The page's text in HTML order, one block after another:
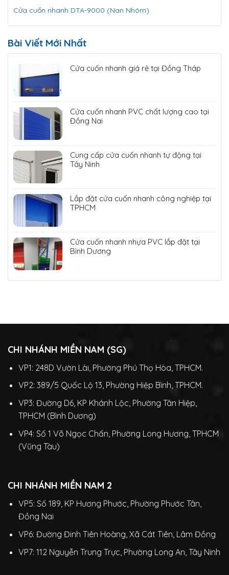
Cửa cuốn nhanh DTA-9000 (Nan Nhôm)
Bài Viết Mới Nhất
Cửa cuốn nhanh giá rẻ tại Đồng Tháp
Cửa cuốn nhanh PVC chất lượng cao tại
Đồng Nai
Cung cấp cửa cuốn nhanh tự động tại
Tây Ninh
Lắp đặt cửa cuốn nhanh công nghiệp tại
TPHCM
Cửa cuốn nhanh nhựa PVC lắp đặt tại
Bình Dương
CHI NHÁNH MIỀN NAM (SG)
VP1: 248D Vườn Lài, Phường Phú Thọ Hòa, TPHCM.
VP2: 389/5 Quốc Lộ 13, Phường Hiệp Bình, TPHCM.
VP3: Đường D6, KP Khánh Lộc, Phường Tân Hiệp,
TPHCM (Bình Dương)
VP4: Số 1 Võ Ngọc Chấn, Phường Long Hương, TPHCM
(Vũng Tàu)
CHI NHÁNH MIỀN NAM 2
VP5: Số 189, KP Hương Phước, Phường Phước Tân,
Đồng Nai
VP6: Đường Đinh Tiên Hoàng, Xã Cát Tiên, Lâm Đồng
VP7: 112 Nguyễn Trung Trực, Phường Long An, Tây Ninh